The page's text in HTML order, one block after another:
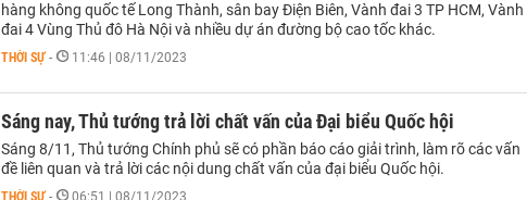
hàng không quốc tế Long Thành, sân bay Điện Biên, Vành đai 3 TP HCM, Vành
đai 4 Vùng Thủ đô Hà Nội và nhiều dự án đường bộ cao tốc khác.
THỜI SỰ - 11:46 | 08/11/2023
Sáng nay, Thủ tướng trả lời chất vấn của Đại biểu Quốc hội
Sáng 8/11, Thủ tướng Chính phủ sẽ có phần báo cáo giải trình, làm rõ các vấn
đề liên quan và trả lời các nội dung chất vấn của đại biểu Quốc hội.
THỜI SỰ - 06:51 | 08/11/2023